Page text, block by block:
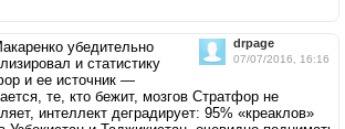
drpage
07/07/2016, 16:16
убедительно
и статистику
и ее источник —
те, кто бежит, мозгов Стратфор не
интеллект деградирует: 95% «креаклов»